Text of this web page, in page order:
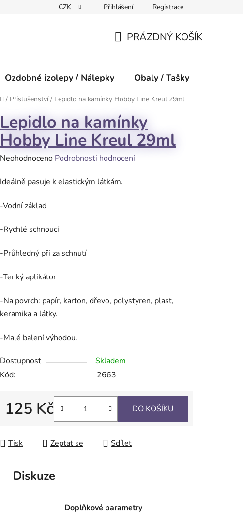
CZK Přihlášení Registrace
KOŠÍK
PRÁZDNÝ KOŠÍK
Ozdobné izolepy / Nálepky Obaly / Tašky
Domů
/ Příslušenství / Lepidlo na kamínky Hobby Line Kreul 29ml
Lepidlo na kamínky
Hobby Line Kreul 29ml
Průměrné
produktu
0,0
hvězdiček.
Neohodnoceno Podrobnosti hodnocení
Ideálně pasuje k elastickým látkám.
-Vodní základ
-Rychlé schnoucí
-Průhledný při za schnutí
-Tenký aplikátor
-Na povrch: papír, karton, dřevo, polystyren, plast,
keramika a látky.
-Malé balení výhodou.
Dostupnost
Skladem
Kód:
2663
125 Kč DO KOŠÍKU
Tisk Zeptat se Sdílet
Diskuze
Doplňkové parametry